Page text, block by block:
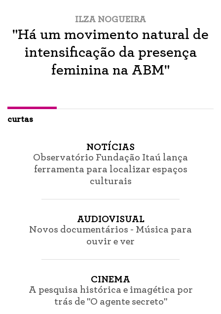
ILZA NOGUEIRA
"Há um movimento natural de
intensificação da presença
feminina na ABM"
curtas
NOTÍCIAS
Observatório Fundação Itaú lança
ferramenta para localizar espaços
culturais
AUDIOVISUAL
Novos documentários - Música para
ouvir e ver
CINEMA
A pesquisa histórica e imagética por
trás de "O agente secreto"